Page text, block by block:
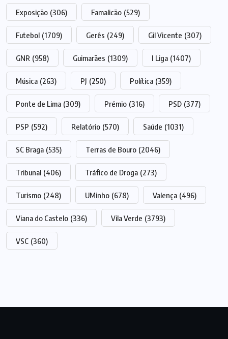
Exposição (306) Famalicão (529)
Futebol (1709) Gerês (249) Gil Vicente (307)
GNR (958) Guimarães (1309) I Liga (1407)
Música (263) PJ (250) Política (359)
Ponte de Lima (309) Prémio (316) PSD (377)
PSP (592) Relatório (570) Saúde (1031)
SC Braga (535) Terras de Bouro (2046)
Tribunal (406) Tráfico de Droga (273)
Turismo (248) UMinho (678) Valença (496)
Viana do Castelo (336) Vila Verde (3793)
VSC (360)